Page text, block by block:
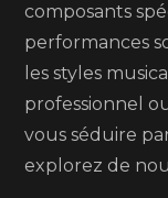
composants
performances
les styles
professionnel
vous séduire
explorez de